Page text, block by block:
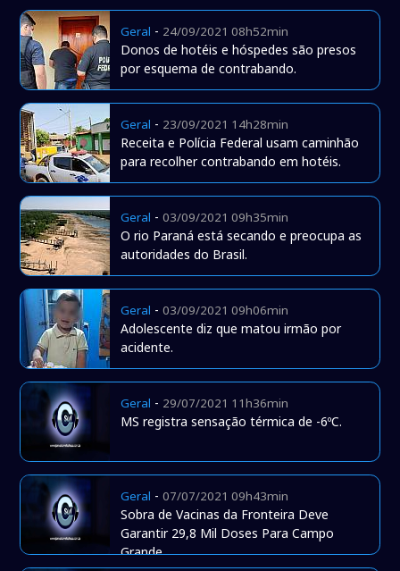
Geral - 24/09/2021 08h52min
Donos de hotéis e hóspedes são presos
por esquema de contrabando.
Geral - 23/09/2021 14h28min
Receita e Polícia Federal usam caminhão
para recolher contrabando em hotéis.
Geral -03/09/2021 09h35min
O rio Paraná está secando e preocupa as
autoridades do Brasil.
Geral -03/09/2021 09h06min
Adolescente diz que matou irmão por
acidente.
Geral - 29/07/2021 11h36min
MS registra sensação térmica de -6ºC.
Geral -07/07/2021 09h43min
Sobra de Vacinas da Fronteira Deve
Garantir 29,8 Mil Doses Para Campo
Grande.